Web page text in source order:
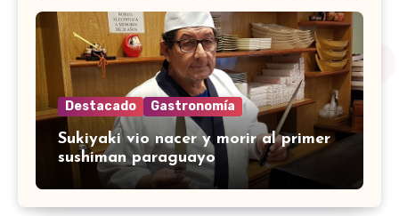
Destacado Gastronomía
Sukiyaki vio nacer y morir al primer
sushiman paraguayo